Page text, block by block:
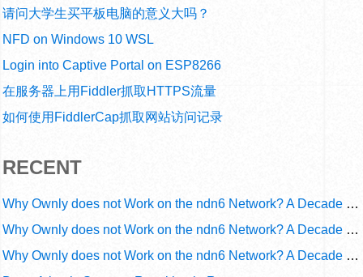
请问大学生买平板电脑的意义大吗？
NFD on Windows 10 WSL
Login into Captive Portal on ESP8266
在服务器上用Fiddler抓取HTTPS流量
如何使用FiddlerCap抓取网站访问记录
RECENT
Why Ownly does not Work on the ndn6 Network? A Decade of Operational Gaps in Trust and Routing
Why Ownly does not Work on the ndn6 Network? A Decade of Policy-Blind Routing
Why Ownly does not Work on the ndn6 Network? A Decade of #2856